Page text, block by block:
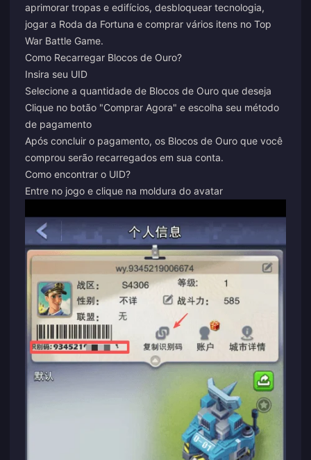
aprimorar tropas e edifícios, desbloquear tecnologia,
jogar a Roda da Fortuna e comprar vários itens no Top
War Battle Game.
Como Recarregar Blocos de Ouro?
Insira seu UID
Selecione a quantidade de Blocos de Ouro que deseja
Clique no botão "Comprar Agora" e escolha seu método
de pagamento
Após concluir o pagamento, os Blocos de Ouro que você
comprou serão recarregados em sua conta.
Como encontrar o UID?
Entre no jogo e clique na moldura do avatar